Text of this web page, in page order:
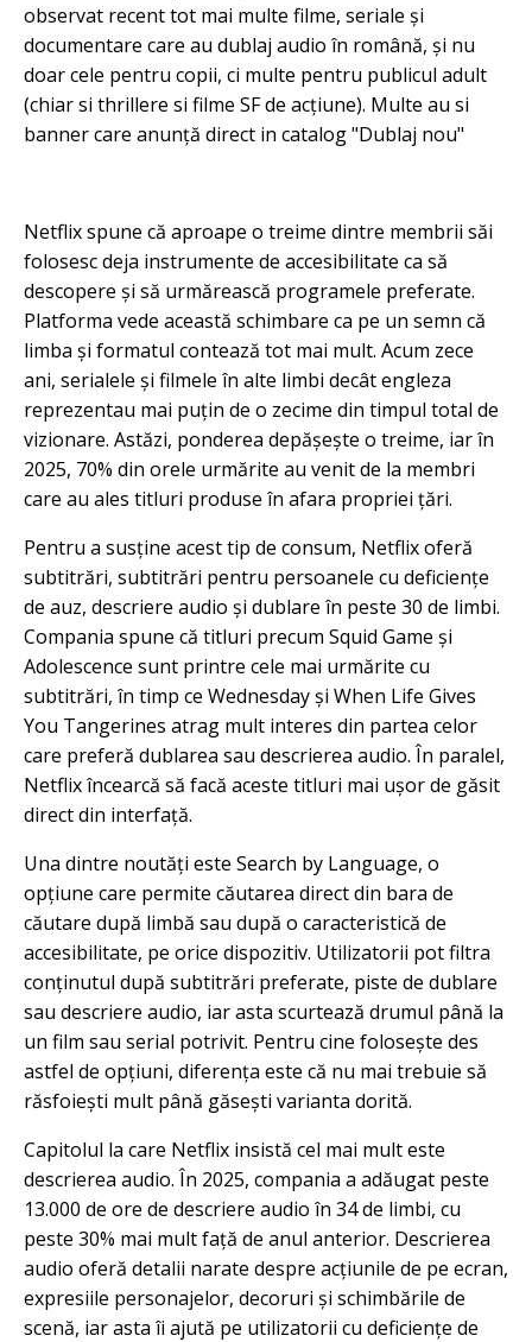
observat recent tot mai multe filme, seriale și
documentare care au dublaj audio în română, și nu
doar cele pentru copii, ci multe pentru publicul adult
(chiar si thrillere si filme SF de acțiune). Multe au si
banner care anunță direct in catalog "Dublaj nou"
Netflix spune că aproape o treime dintre membrii săi
folosesc deja instrumente de accesibilitate ca să
descopere și să urmărească programele preferate.
Platforma vede această schimbare ca pe un semn că
limba și formatul contează tot mai mult. Acum zece
ani, serialele și filmele în alte limbi decât engleza
reprezentau mai puțin de o zecime din timpul total de
vizionare. Astăzi, ponderea depășește o treime, iar în
2025, 70% din orele urmărite au venit de la membri
care au ales titluri produse în afara propriei țări.
Pentru a susține acest tip de consum, Netflix oferă
subtitrări, subtitrări pentru persoanele cu deficiențe
de auz, descriere audio și dublare în peste 30 de limbi.
Compania spune că titluri precum Squid Game și
Adolescence sunt printre cele mai urmărite cu
subtitrări, în timp ce Wednesday și When Life Gives
You Tangerines atrag mult interes din partea celor
care preferă dublarea sau descrierea audio. În paralel,
Netflix încearcă să facă aceste titluri mai ușor de găsit
direct din interfață.
Una dintre noutăți este Search by Language, o
opțiune care permite căutarea direct din bara de
căutare după limbă sau după o caracteristică de
accesibilitate, pe orice dispozitiv. Utilizatorii pot filtra
conținutul după subtitrări preferate, piste de dublare
sau descriere audio, iar asta scurtează drumul până la
un film sau serial potrivit. Pentru cine folosește des
astfel de opțiuni, diferența este că nu mai trebuie să
răsfoiești mult până găsești varianta dorită.
Capitolul la care Netflix insistă cel mai mult este
descrierea audio. În 2025, compania a adăugat peste
13.000 de ore de descriere audio în 34 de limbi, cu
peste 30% mai mult față de anul anterior. Descrierea
audio oferă detalii narate despre acțiunile de pe ecran,
expresiile personajelor, decoruri și schimbările de
scenă, iar asta îi ajută pe utilizatorii cu deficiențe de